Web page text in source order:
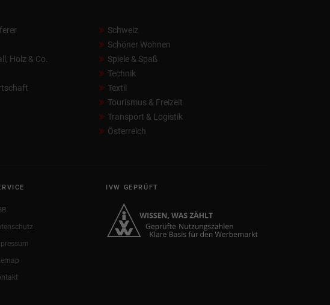
Holz & Co.
Schweiz
Schöner Wohnen
Spiele & Spaß
Technik
Textil
Tourismus & Freizeit
Transport & Logistik
Österreich
IVW GEPRÜFT